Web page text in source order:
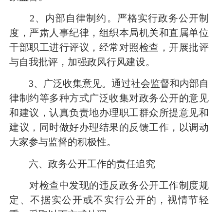
2、内部自律制约。严格实行政务公开制
度，严肃人事纪律，组织本局机关和直属单位
干部职工进行评议，经常对照检查，开展批评
与自我批评，加强政风行风建设。
3、广泛收集意见。通过社会监督和内部自
律制约等多种方式广泛收集对政务公开的意见
和建议，认真负责地办理职工群众所提意见和
建议，同时做好办理结果的反馈工作，以调动
大家参与监督的积极性。
六、政务公开工作的责任追究
对检查中发现的违反政务公开工作制度规
定、不据实公开或不实行公开的，视情节轻